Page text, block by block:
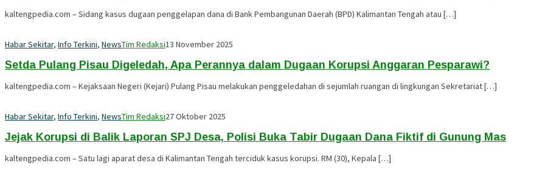
kaltengpedia.com – Sidang kasus dugaan penggelapan dana di Bank Pembangunan Daerah (BPD) Kalimantan Tengah atau […]
Habar Sekitar, Info Terkini, NewsTim Redaksi13 November 2025
Setda Pulang Pisau Digeledah, Apa Perannya dalam Dugaan Korupsi Anggaran Pesparawi?
kaltengpedia.com – Kejaksaan Negeri (Kejari) Pulang Pisau melakukan penggeledahan di sejumlah ruangan di lingkungan Sekretariat […]
Habar Sekitar, Info Terkini, NewsTim Redaksi27 Oktober 2025
Jejak Korupsi di Balik Laporan SPJ Desa, Polisi Buka Tabir Dugaan Dana Fiktif di Gunung Mas
kaltengpedia.com – Satu lagi aparat desa di Kalimantan Tengah terciduk kasus korupsi. RM (30), Kepala […]